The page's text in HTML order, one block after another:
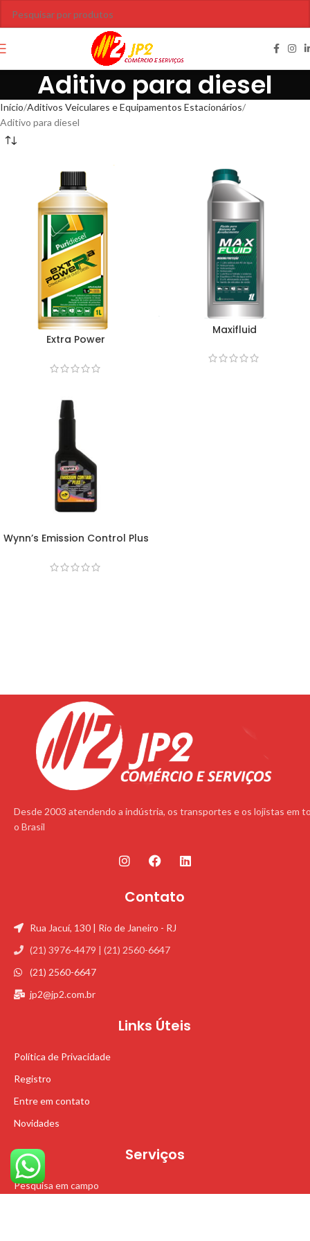
Aditivo para diesel
Início Aditivos Veiculares e Equipamentos Estacionários
Aditivo para diesel
Extra Power
Maxifluid
Wynn’s Emission Control Plus
Desde 2003 atendendo a indústria, os transportes e os lojistas em
o Brasil
Contato
Rua Jacuí, 130 | Rio de Janeiro - RJ
(21) 3976-4479 | (21) 2560-6647
(21) 2560-6647
jp2@jp2.com.br
Links Úteis
Política de Privacidade
Registro
Entre em contato
Novidades
Serviços
Pesquisa em campo